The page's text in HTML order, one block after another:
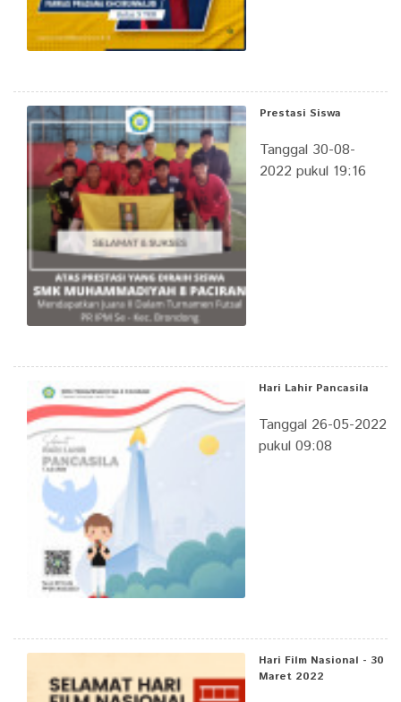
Prestasi Siswa
Tanggal 30-08-
2022 pukul 19:16
Hari Lahir Pancasila
Tanggal 26-05-2022
pukul 09:08
Hari Film Nasional - 30
Maret 2022